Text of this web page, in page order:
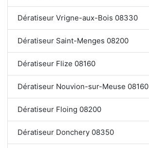
Dératiseur Vrigne-aux-Bois 08330
Dératiseur Saint-Menges 08200
Dératiseur Flize 08160
Dératiseur Nouvion-sur-Meuse 08160
Dératiseur Floing 08200
Dératiseur Donchery 08350